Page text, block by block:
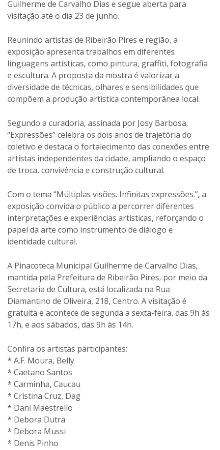
Guilherme de Carvalho Dias e segue aberta para
visitação até o dia 23 de junho.
Reunindo artistas de Ribeirão Pires e região, a
exposição apresenta trabalhos em diferentes
linguagens artísticas, como pintura, graffiti, fotografia
e escultura. A proposta da mostra é valorizar a
diversidade de técnicas, olhares e sensibilidades que
compõem a produção artística contemporânea local.
Segundo a curadoria, assinada por Josy Barbosa,
“Expressões” celebra os dois anos de trajetória do
coletivo e destaca o fortalecimento das conexões entre
artistas independentes da cidade, ampliando o espaço
de troca, convivência e construção cultural.
Com o tema “Múltiplas visões. Infinitas expressões.”, a
exposição convida o público a percorrer diferentes
interpretações e experiências artísticas, reforçando o
papel da arte como instrumento de diálogo e
identidade cultural.
A Pinacoteca Municipal Guilherme de Carvalho Dias,
mantida pela Prefeitura de Ribeirão Pires, por meio da
Secretaria de Cultura, está localizada na Rua
Diamantino de Oliveira, 218, Centro. A visitação é
gratuita e acontece de segunda a sexta-feira, das 9h às
17h, e aos sábados, das 9h às 14h.
Confira os artistas participantes:
* A.F. Moura, Belly
* Caetano Santos
* Carminha, Caucau
* Cristina Cruz, Dag
* Dani Maestrello
* Debora Dutra
* Debora Mussi
* Denis Pinho